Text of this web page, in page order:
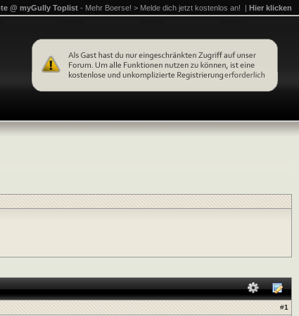
@ myGully Toplist - Mehr Boerse! > Melde dich jetzt kostenlos an! | Hier klicken
#1